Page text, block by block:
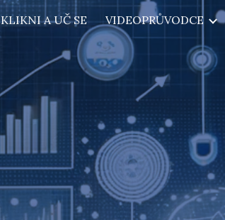
Skip to main content
KLIKNI A UČ SE VIDEOPRŮVODCE